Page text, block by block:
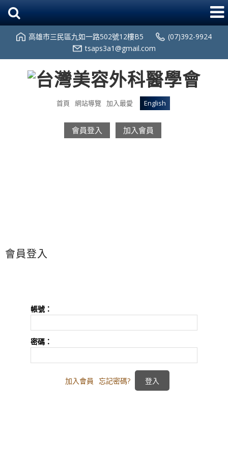
高雄市三民區九如一路502號12樓B5
(07)392-9924
tsaps3a1@gmail.com
首頁 網站導覽 加入最愛 English
會員登入 加入會員
會員登入
帳號：
密碼：
加入會員 忘記密碼?